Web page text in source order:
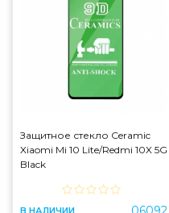
Защитное стекло Ceramic
Xiaomi Mi 10 Lite/Redmi 10X 5G
Black
В НАЛИЧИИ